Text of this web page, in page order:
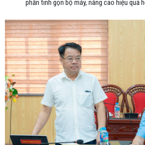
phần tinh gọn bộ máy, nâng cao hiệu quả